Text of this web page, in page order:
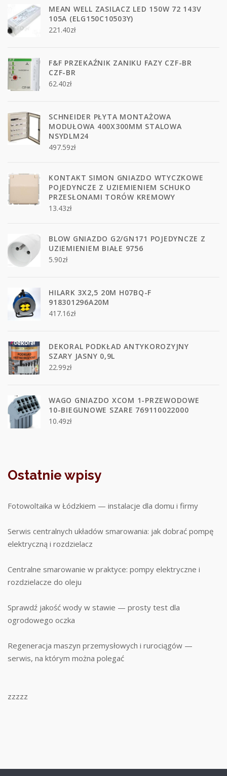
MEAN WELL ZASILACZ LED 150W 72 143V
105A (ELG150C10503Y)
221.40zł
F&F PRZEKAŹNIK ZANIKU FAZY CZF-BR
CZF-BR
62.40zł
SCHNEIDER PŁYTA MONTAŻOWA
MODUŁOWA 400X300MM STALOWA
NSYDLM24
497.59zł
KONTAKT SIMON GNIAZDO WTYCZKOWE
POJEDYNCZE Z UZIEMIENIEM SCHUKO
PRZESŁONAMI TORÓW KREMOWY
13.43zł
BLOW GNIAZDO G2/GN171 POJEDYNCZE Z
UZIEMIENIEM BIAŁE 9756
5.90zł
HILARK 3X2,5 20M H07BQ-F
918301296A20M
417.16zł
DEKORAL PODKŁAD ANTYKOROZYJNY
SZARY JASNY 0,9L
22.99zł
WAGO GNIAZDO XCOM 1-PRZEWODOWE
10-BIEGUNOWE SZARE 769110022000
10.49zł
Ostatnie wpisy
Fotowoltaika w Łódzkiem — instalacje dla domu i firmy
Serwis centralnych układów smarowania: jak dobrać pompę
elektryczną i rozdzielacz
Centralne smarowanie w praktyce: pompy elektryczne i
rozdzielacze do oleju
Sprawdź jakość wody w stawie — prosty test dla
ogrodowego oczka
Regeneracja maszyn przemysłowych i rurociągów —
serwis, na którym można polegać
zzzzz